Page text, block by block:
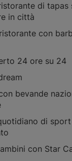
di tapas
in città
con
24 ore su 24
bevande
di
con Star